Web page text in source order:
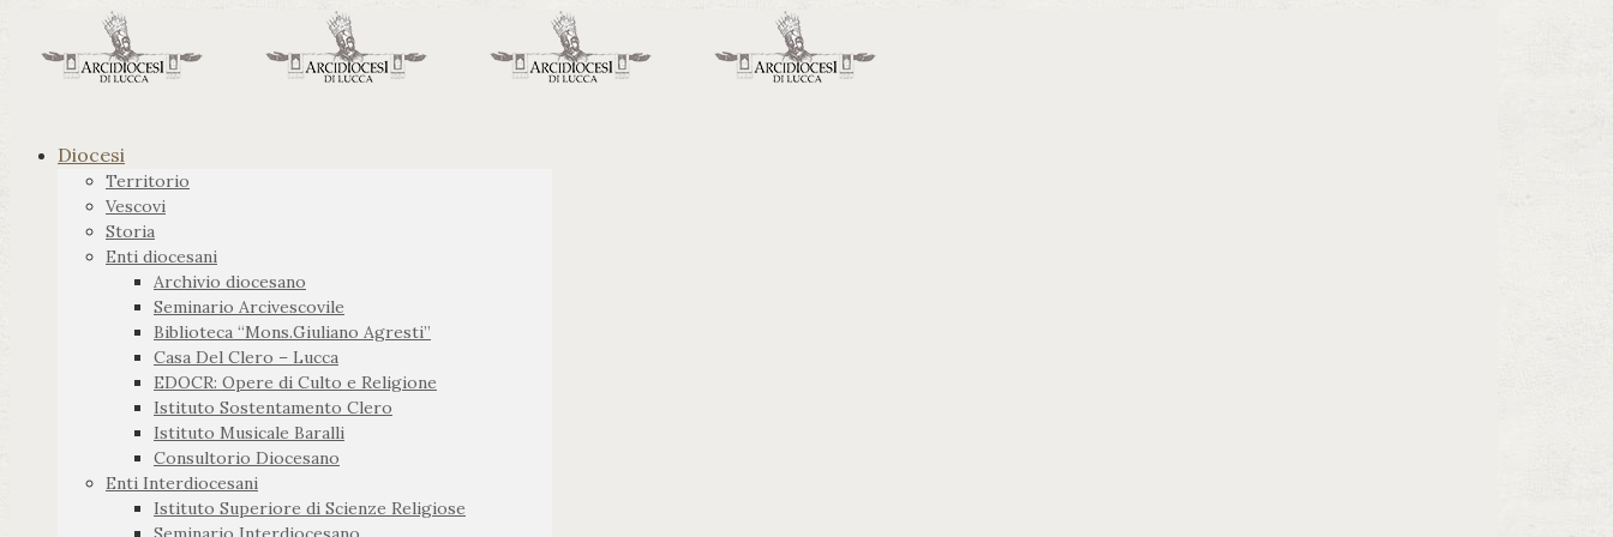
Diocesi
Territorio
Vescovi
Storia
Enti diocesani
Archivio diocesano
Seminario Arcivescovile
Biblioteca “Mons.Giuliano Agresti”
Casa Del Clero – Lucca
EDOCR: Opere di Culto e Religione
Istituto Sostentamento Clero
Istituto Musicale Baralli
Consultorio Diocesano
Enti Interdiocesani
Istituto Superiore di Scienze Religiose